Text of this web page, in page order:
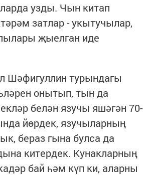
узды. Чын китап
затлар - укытучылар,
җыелган иде
Шәфигуллин турындагы
онытып, тын да
белән язучы яшәгән 70-
йөрдек, язучыларның
бераз гына булса да
китердек. Кунакларның
бай һәм күп ки, аларны